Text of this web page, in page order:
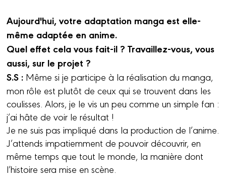
Aujourd'hui, votre adaptation manga est elle-
même adaptée en anime.
Quel effet cela vous fait-il ? Travaillez-vous, vous
aussi, sur le projet ?
S.S : Même si je participe à la réalisation du manga,
mon rôle est plutôt de ceux qui se trouvent dans les
coulisses. Alors, je le vis un peu comme un simple fan :
j’ai hâte de voir le résultat !
Je ne suis pas impliqué dans la production de l’anime.
J’attends impatiemment de pouvoir découvrir, en
même temps que tout le monde, la manière dont
l’histoire sera mise en scène.